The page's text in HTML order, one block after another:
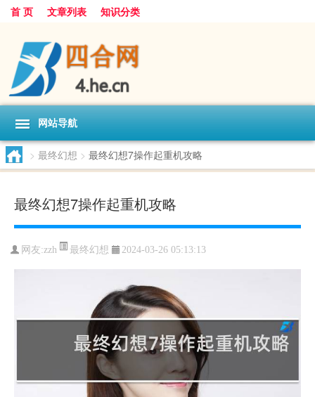
首 页 文章列表 知识分类
网站导航
> 最终幻想 > 最终幻想7操作起重机攻略
最终幻想7操作起重机攻略
网友:zzh 最终幻想 2024-03-26 05:13:13